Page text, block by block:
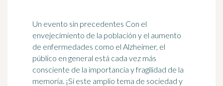
Un evento sin precedentes Con el
envejecimiento de la población y el aumento
de enfermedades como el Alzheimer, el
público en general está cada vez más
consciente de la importancia y fragilidad de la
memoria. ¡Si este amplio tema de sociedad y